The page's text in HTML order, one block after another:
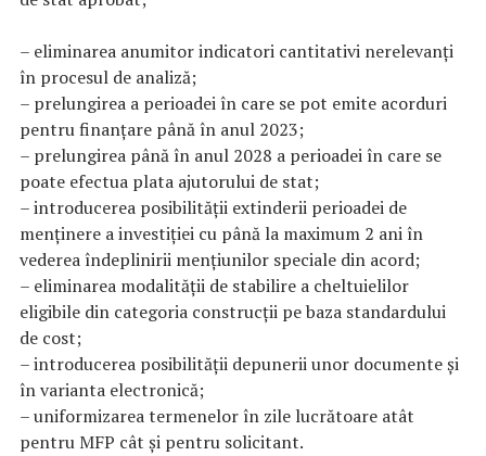
– eliminarea anumitor indicatori cantitativi nerelevanţi
în procesul de analiză;
– prelungirea a perioadei în care se pot emite acorduri
pentru finanţare până în anul 2023;
– prelungirea până în anul 2028 a perioadei în care se
poate efectua plata ajutorului de stat;
– introducerea posibilităţii extinderii perioadei de
menţinere a investiţiei cu până la maximum 2 ani în
vederea îndeplinirii menţiunilor speciale din acord;
– eliminarea modalităţii de stabilire a cheltuielilor
eligibile din categoria construcţii pe baza standardului
de cost;
– introducerea posibilităţii depunerii unor documente şi
în varianta electronică;
– uniformizarea termenelor în zile lucrătoare atât
pentru MFP cât şi pentru solicitant.